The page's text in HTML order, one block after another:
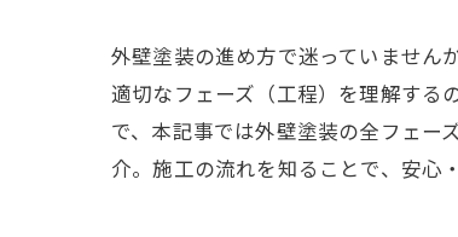
外壁塗装の進め方で迷っていません
適切なフェーズ（工程）を理解する
で、本記事では外壁塗装の全フェー
介。施工の流れを知ることで、安心